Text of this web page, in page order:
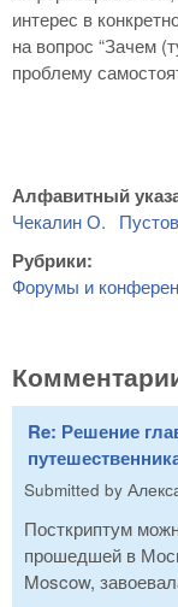
интерес в
на вопрос “Зачем
проблему
Алфавитный
Чекалин О.
Рубрики:
Форумы и
Re: Решение
Submitted by
Посткриптум
прошедшей в
Moscow,